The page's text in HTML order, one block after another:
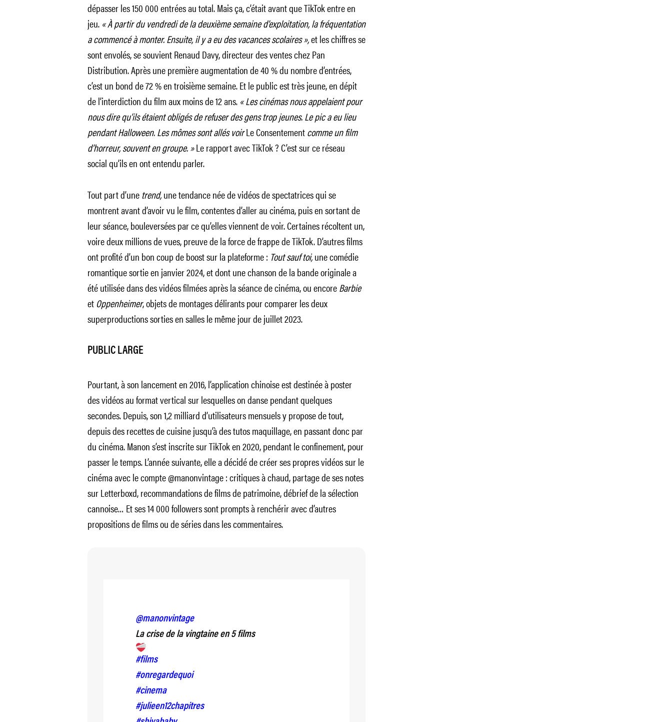
dépasser les 150 000 entrées au total. Mais ça, c’était avant que TikTok entre en
jeu. « À partir du vendredi de la deuxième semaine d’exploitation, la fréquentation
a commencé à monter. Ensuite, il y a eu des vacances scolaires »,et les chiffres se
sont envolés, se souvient Renaud Davy, directeur des ventes chez Pan
Distribution. Après une première augmentation de 40 % du nombre d’entrées,
c’est un bond de 72 % en troisième semaine. Et le public est très jeune, en dépit
de l’interdiction du film aux moins de 12 ans. « Les cinémas nous appelaient pour
nous dire qu’ils étaient obligés de refuser des gens trop jeunes. Le pic a eu lieu
pendant Halloween. Les mômes sont allés voirLe Consentementcomme un film
d’horreur, souvent en groupe. »Le rapport avec TikTok ? C’est sur ce réseau
social qu’ils en ont entendu parler.
Tout part d’unetrend,une tendance née de vidéos de spectatrices qui se
montrent avant d’avoir vu le film, contentes d’aller au cinéma, puis en sortant de
leur séance, bouleversées par ce qu’elles viennent de voir. Certaines récoltent un,
voire deux millions de vues, preuve de la force de frappe de TikTok. D’autres films
ont profité d’un bon coup de boost sur la plateforme : Tout sauf toi,une comédie
romantique sortie en janvier 2024, et dont une chanson de la bande originale a
été utilisée dans des vidéos filmées après la séance de cinéma, ou encoreBarbie
et Oppenheimer, objets de montages délirants pour comparer les deux
superproductions sorties en salles le même jour de juillet 2023.
PUBLIC LARGE
Pourtant, à son lancement en 2016, l’application chinoise est destinée à poster
des vidéos au format vertical sur lesquelles on danse pendant quelques
secondes. Depuis, son 1,2 milliard d’utilisateurs mensuels y propose de tout,
depuis des recettes de cuisine jusqu’à des tutos maquillage, en passant donc par
du cinéma. Manon s’est inscrite sur TikTok en 2020, pendant le confinement, pour
passer le temps. L’année suivante, elle a décidé de créer ses propres vidéos sur le
cinéma avec le compte @manonvintage : critiques à chaud, partage de ses notes
sur Letterboxd, recommandations de films de patrimoine, débrief de la sélection
cannoise… Et ses 14 000 followers sont prompts à renchérir avec d’autres
propositions de films ou de séries dans les commentaires.
@manonvintage
La crise de la vingtaine en 5 films
#films
#onregardequoi
#cinema
#julieen12chapitres